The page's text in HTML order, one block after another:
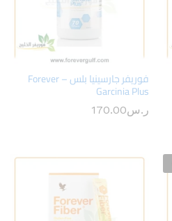
فوريفر جارسينيا بلس – Forever
Garcinia Plus
ر.س170.00